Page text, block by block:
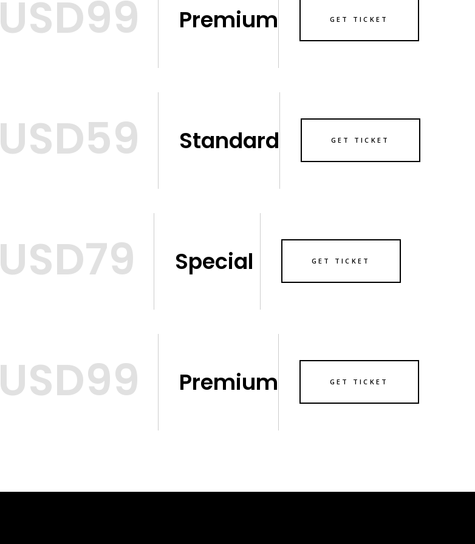
USD99 Premium GET TICKET
USD59 Standard GET TICKET
USD79 Special GET TICKET
USD99 Premium GET TICKET